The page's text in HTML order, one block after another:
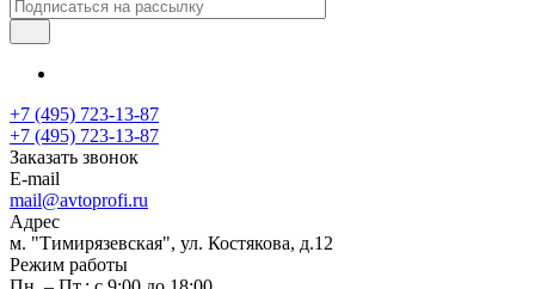
+7 (495) 723-13-87
+7 (495) 723-13-87
Заказать звонок
E-mail
mail@avtoprofi.ru
Адрес
м. "Тимирязевская", ул. Костякова, д.12
Режим работы